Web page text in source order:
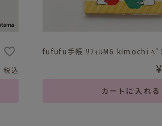
税込
fufufu手帳 ﾘﾌｨﾙM6 kimochi ﾍﾞ
カートに入れる
¥